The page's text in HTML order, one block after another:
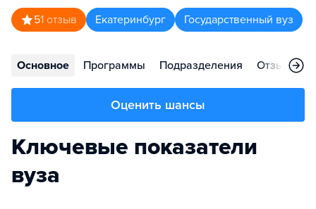
51 отзыв Екатеринбург Государственный вуз
Основное Программы Подразделения Отзывы
Оценить шансы
Ключевые показатели
вуза